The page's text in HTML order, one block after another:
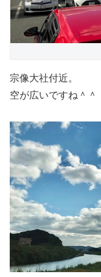
宗像大社付近。
空が広いですね＾＾